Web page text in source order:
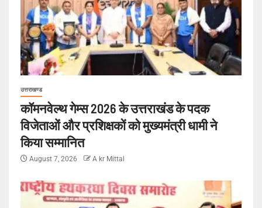
उत्तराखण्ड
कॉमनवेल्थ गेम्स 2026 के उत्तराखंड के पदक
विजेताओं और प्रशिक्षकों को मुख्यमंत्री धामी ने
किया सम्मानित
August 7, 2026 A kr Mittal